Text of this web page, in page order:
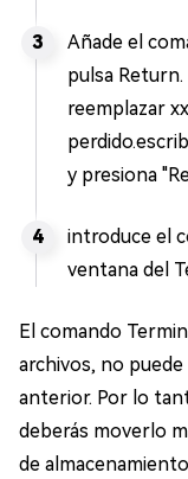
Añade el
pulsa
reemplazar
y presiona
introduce el
ventana del
El comando
archivos, no
anterior. Por lo
deberás moverlo
de